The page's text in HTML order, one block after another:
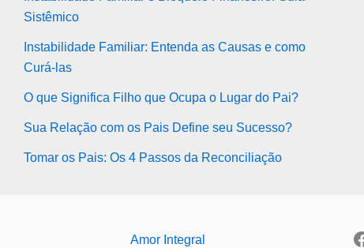
Sistêmico
Instabilidade Familiar: Entenda as Causas e como
Curá-las
O que Significa Filho que Ocupa o Lugar do Pai?
Sua Relação com os Pais Define seu Sucesso?
Tomar os Pais: Os 4 Passos da Reconciliação
Amor Integral